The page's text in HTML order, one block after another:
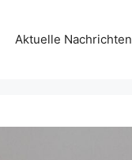
Aktuelle Nachrichten